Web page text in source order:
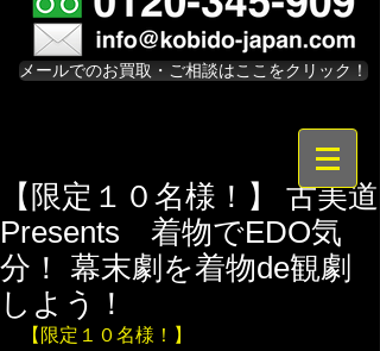
メールでのお買取・ご相談はここをクリック！
【限定１０名様！】 古美道
Presents 着物でEDO気
分！ 幕末劇を着物de観劇
しよう！
【限定１０名様！】